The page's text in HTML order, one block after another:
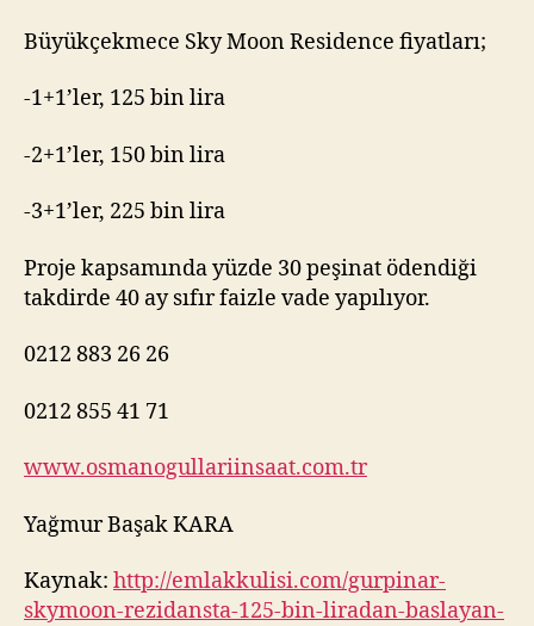
Büyükçekmece Sky Moon Residence fiyatları;
-1+1’ler, 125 bin lira
-2+1’ler, 150 bin lira
-3+1’ler, 225 bin lira
Proje kapsamında yüzde 30 peşinat ödendiği
takdirde 40 ay sıfır faizle vade yapılıyor.
0212 883 26 26
0212 855 41 71
www.osmanogullariinsaat.com.tr
Yağmur Başak KARA
Kaynak: http://emlakkulisi.com/gurpinar-
skymoon-rezidansta-125-bin-liradan-baslayan-